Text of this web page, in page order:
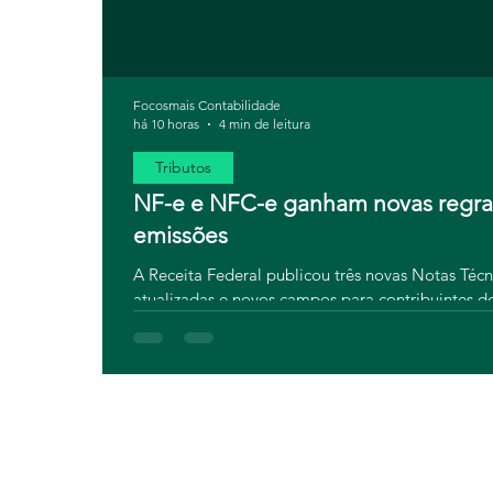
NF-e e NFC-e ganham novas
emissões
A Receita Federal publicou três novas Notas
atualizadas e novos campos para contribuintes
muda, quem precisa ficar atento e como se
Tributária. Confira!
Tributos
Focosmais Contabilidade
há 10 horas
4 min de leitura